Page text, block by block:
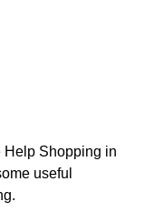
Help Shopping in
useful